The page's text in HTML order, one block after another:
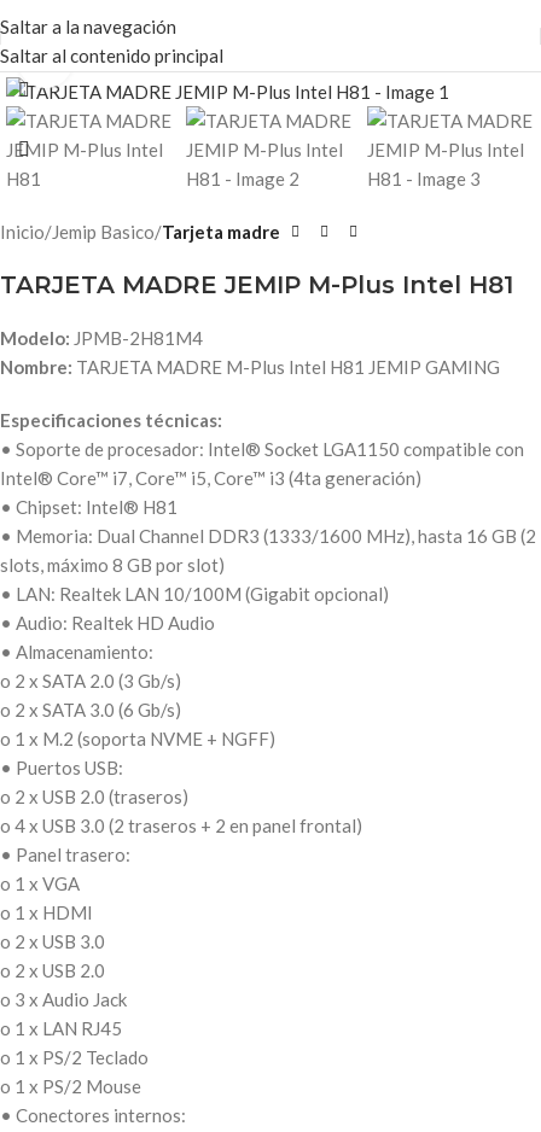
Saltar a la navegación
Saltar al contenido principal
Haga clic para ampliar
Inicio Jemip Basico Tarjeta madre
TARJETA MADRE JEMIP M-Plus Intel H81
Modelo: JPMB-2H81M4
Nombre: TARJETA MADRE M-Plus Intel H81 JEMIP GAMING
Especificaciones técnicas:
• Soporte de procesador: Intel® Socket LGA1150 compatible con
Intel® Core™ i7, Core™ i5, Core™ i3 (4ta generación)
• Chipset: Intel® H81
• Memoria: Dual Channel DDR3 (1333/1600 MHz), hasta 16 GB (2
slots, máximo 8 GB por slot)
• LAN: Realtek LAN 10/100M (Gigabit opcional)
• Audio: Realtek HD Audio
• Almacenamiento:
o 2 x SATA 2.0 (3 Gb/s)
o 2 x SATA 3.0 (6 Gb/s)
o 1 x M.2 (soporta NVME + NGFF)
• Puertos USB:
o 2 x USB 2.0 (traseros)
o 4 x USB 3.0 (2 traseros + 2 en panel frontal)
• Panel trasero:
o 1 x VGA
o 1 x HDMI
o 2 x USB 3.0
o 2 x USB 2.0
o 3 x Audio Jack
o 1 x LAN RJ45
o 1 x PS/2 Teclado
o 1 x PS/2 Mouse
• Conectores internos: